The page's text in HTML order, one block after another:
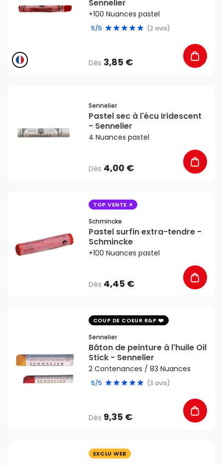
Sennelier
+100 Nuances pastel
5/5 (2 avis)
Dès 3,85 €
Sennelier
Pastel sec à l'écu Iridescent
- Sennelier
4 Nuances pastel
Dès 4,00 €
TOP VENTE
Schmincke
Pastel surfin extra-tendre -
Schmincke
+100 Nuances pastel
Dès 4,45 €
COUP DE COEUR R&P
Sennelier
Bâton de peinture à l'huile Oil
Stick - Sennelier
2 Contenances / 83 Nuances
5/5 (3 avis)
Dès 9,35 €
EXCLU WEB